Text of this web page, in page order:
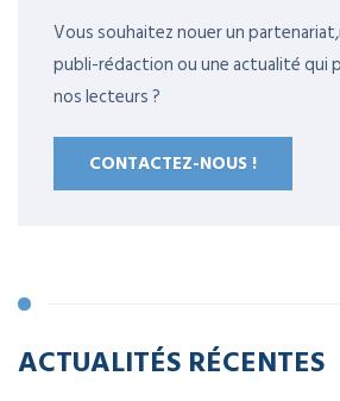
Vous souhaitez nouer un
publi-rédaction ou une actualité qui
nos lecteurs ?
CONTACTEZ-NOUS !
ACTUALITÉS RÉCENTES